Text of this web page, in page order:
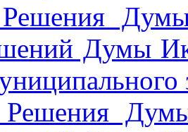
Решения
Думы
Решения